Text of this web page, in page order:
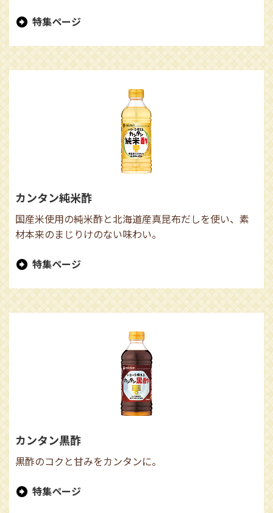
特集ページ
カンタン純米酢
国産米使用の純米酢と北海道産真昆布だしを使い、素
材本来のまじりけのない味わい。
特集ページ
カンタン黒酢
黒酢のコクと甘みをカンタンに。
特集ページ